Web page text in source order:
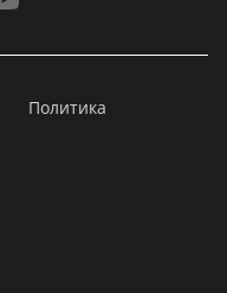
Политика